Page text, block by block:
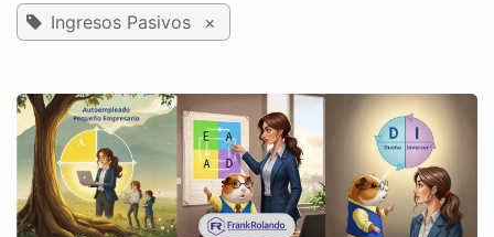
Ingresos Pasivos ×